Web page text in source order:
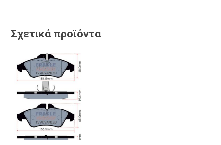
Σχετικά προϊόντα